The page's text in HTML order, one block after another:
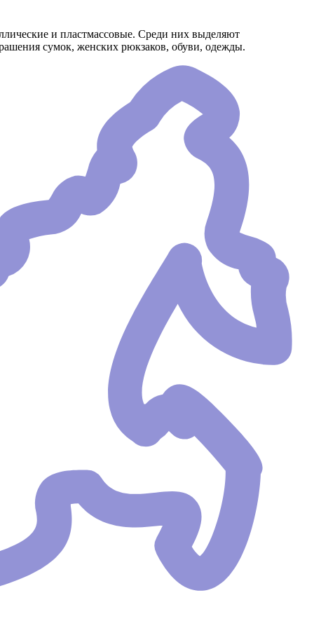
и пластмассовые. Среди них выделяют
сумок, женских рюкзаков, обуви, одежды.